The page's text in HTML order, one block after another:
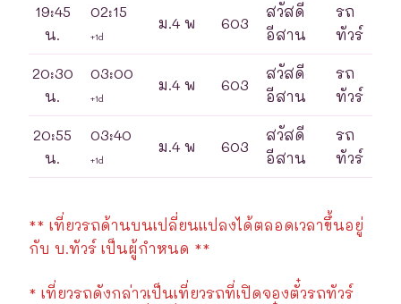
19:45
น.
02:15
+1d
ม.4 พ 603
สวัสดี
อีสาน
รถ
ทัวร์
20:30
น.
03:00
+1d
ม.4 พ 603
สวัสดี
อีสาน
รถ
ทัวร์
20:55
น.
03:40
+1d
ม.4 พ 603
สวัสดี
อีสาน
รถ
ทัวร์
** เที่ยวรถด้านบนเปลี่ยนแปลงได้ตลอดเวลาขึ้นอยู่
กับ บ.ทัวร์ เป็นผู้กำหนด **
* เที่ยวรถดังกล่าวเป็นเที่ยวรถที่เปิดจองตั๋วรถทัวร์